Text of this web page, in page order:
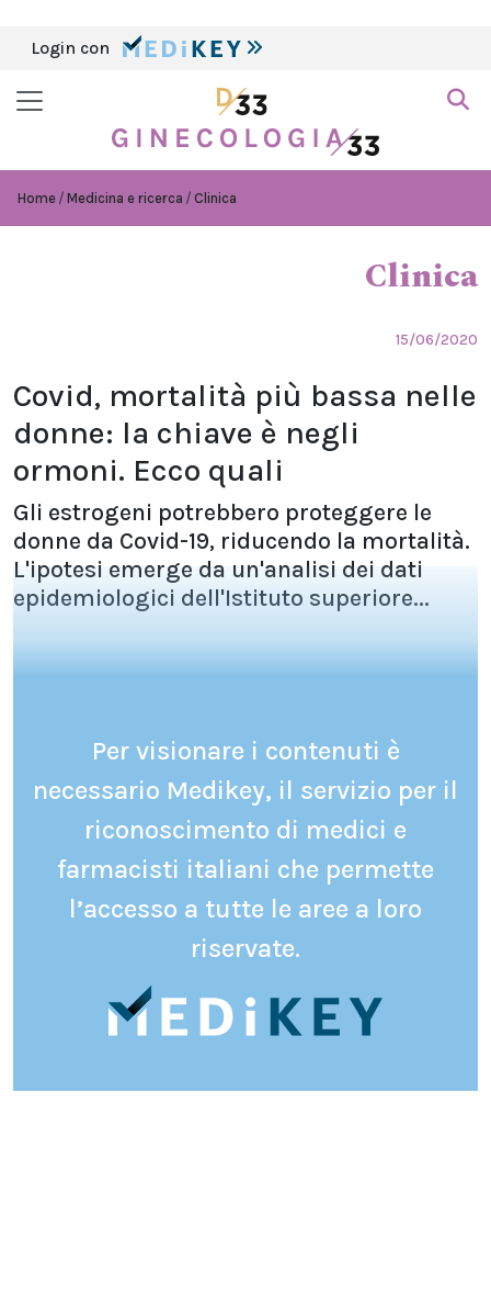
Login con
Home Medicina e ricerca Clinica
Clinica
15/06/2020
Covid, mortalità più bassa nelle
donne: la chiave è negli
ormoni. Ecco quali
Gli estrogeni potrebbero proteggere le
donne da Covid-19, riducendo la mortalità.
L'ipotesi emerge da un'analisi dei dati
epidemiologici dell'Istituto superiore...
Per visionare i contenuti è
necessario Medikey, il servizio per il
riconoscimento di medici e
farmacisti italiani che permette
l’accesso a tutte le aree a loro
riservate.